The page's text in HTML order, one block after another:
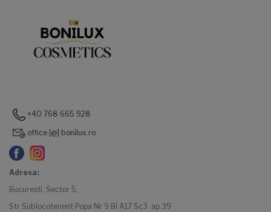
+40 768 665 928
office [@] bonilux.ro
Adresa:
Bucuresti, Sector 5,
Str Sublocotenent Popa Nr 9 Bl A17 Sc3 ap 39